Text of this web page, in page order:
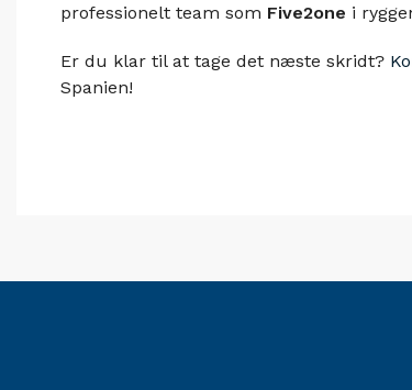
professionelt team som Five2one i
Er du klar til at tage det næste skridt?
Spanien!